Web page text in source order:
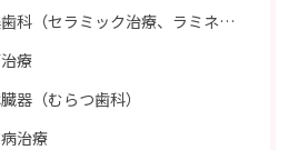
セラミック治療、ラミネートべニア、ダイレクトボンディング）
療
器（むらつ歯科）
治療